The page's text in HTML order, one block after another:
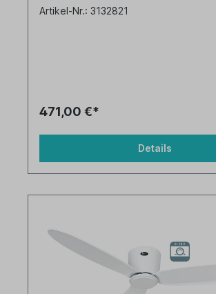
Artikel-Nr.: 3132821
471,00 €*
Details